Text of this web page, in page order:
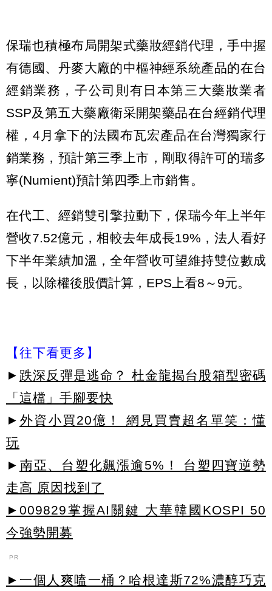
保瑞也積極布局開架式藥妝經銷代理，手中握
有德國、丹麥大廠的中樞神經系統產品的在台
經銷業務，子公司則有日本第三大藥妝業者
SSP及第五大藥廠衛采開架藥品在台經銷代理
權，4月拿下的法國布瓦宏產品在台灣獨家行
銷業務，預計第三季上市，剛取得許可的瑞多
寧(Numient)預計第四季上市銷售。
在代工、經銷雙引擎拉動下，保瑞今年上半年
營收7.52億元，相較去年成長19%，法人看好
下半年業績加溫，全年營收可望維持雙位數成
長，以除權後股價計算，EPS上看8～9元。
【往下看更多】
► 跌深反彈是逃命？ 杜金龍揭台股箱型密碼
「這檔」手腳要快
► 外資小買20億！ 網見買賣超名單笑：懂
玩
► 南亞、台塑化飆漲逾5%！ 台塑四寶逆勢
走高 原因找到了
►009829掌握AI關鍵 大華韓國KOSPI 50
今強勢開募
PR
►一個人爽嗑一桶？哈根達斯72%濃醇巧克